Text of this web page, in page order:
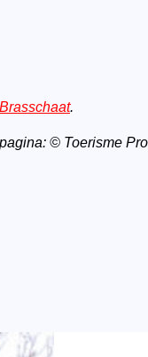
.
© Toerisme